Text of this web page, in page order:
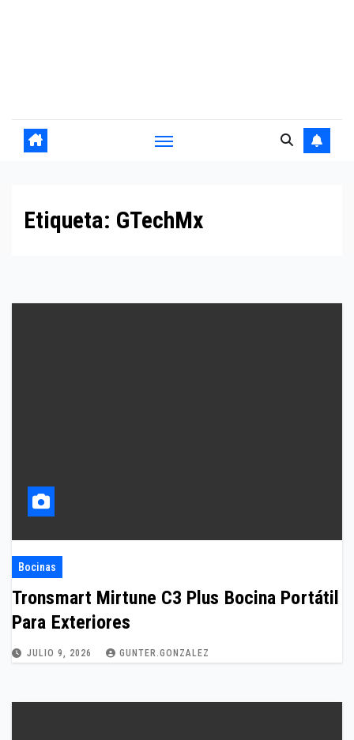
Etiqueta: GTechMx
Bocinas
Tronsmart Mirtune C3 Plus Bocina Portátil
Para Exteriores
JULIO 9, 2026 GUNTER.GONZALEZ